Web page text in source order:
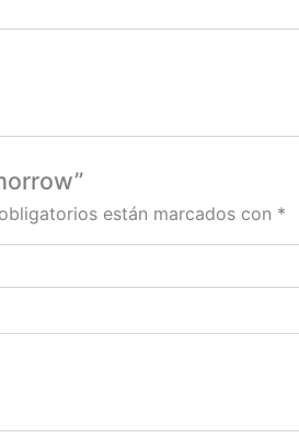
están marcados con *